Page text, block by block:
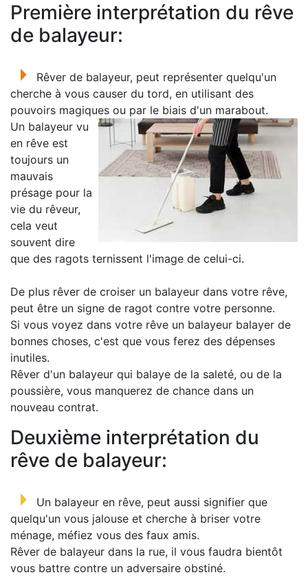
Première interprétation du rêve
de balayeur:
Rêver de balayeur, peut représenter quelqu'un
cherche à vous causer du tord, en utilisant des
pouvoirs magiques ou par le biais d'un marabout.
Un balayeur vu
en rêve est
toujours un
mauvais
présage pour la
vie du rêveur,
cela veut
souvent dire
que des ragots ternissent l'image de celui-ci.
De plus rêver de croiser un balayeur dans votre rêve,
peut être un signe de ragot contre votre personne.
Si vous voyez dans votre rêve un balayeur balayer de
bonnes choses, c'est que vous ferez des dépenses
inutiles.
Rêver d'un balayeur qui balaye de la saleté, ou de la
poussière, vous manquerez de chance dans un
nouveau contrat.
Deuxième interprétation du
rêve de balayeur:
Un balayeur en rêve, peut aussi signifier que
quelqu'un vous jalouse et cherche à briser votre
ménage, méfiez vous des faux amis.
Rêver de balayeur dans la rue, il vous faudra bientôt
vous battre contre un adversaire obstiné.